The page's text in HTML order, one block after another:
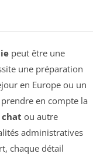
peut être une
une préparation
en Europe ou un
en compte la
chat ou autre
administratives
chaque détail